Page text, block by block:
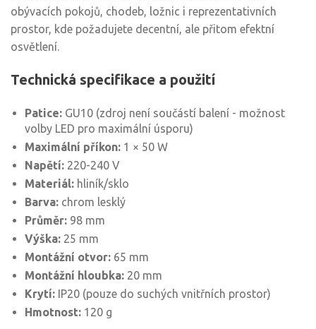
obývacích pokojů, chodeb, ložnic i reprezentativních
prostor, kde požadujete decentní, ale přitom efektní
osvětlení.
Technická specifikace a použití
Patice: GU10 (zdroj není součástí balení - možnost
volby LED pro maximální úsporu)
Maximální příkon: 1 × 50 W
Napětí: 220-240 V
Materiál: hliník/sklo
Barva: chrom lesklý
Průměr: 98 mm
Výška: 25 mm
Montážní otvor: 65 mm
Montážní hloubka: 20 mm
Krytí: IP20 (pouze do suchých vnitřních prostor)
Hmotnost: 120 g